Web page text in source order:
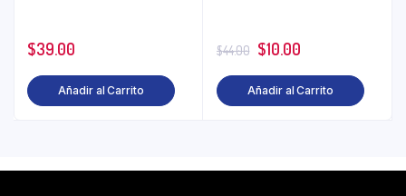
$39.00
Añadir al Carrito
$44.00 $10.00
Añadir al Carrito